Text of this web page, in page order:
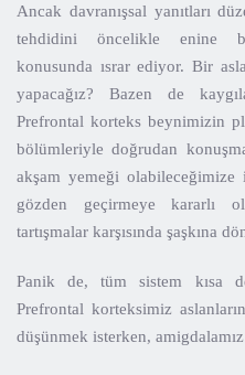
Ancak davranışsal yanıtları
tehdidini öncelikle enine
konusunda ısrar ediyor. Bir
yapacağız? Bazen de
Prefrontal korteks beynimizin
bölümleriyle doğrudan
akşam yemeği olabileceğimize
gözden geçirmeye kararlı
tartışmalar karşısında şaşkına
Panik de, tüm sistem kısa
Prefrontal korteksimiz
düşünmek isterken,